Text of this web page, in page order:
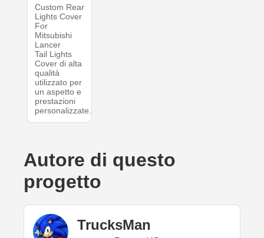
Custom Rear
Lights Cover
For
Mitsubishi
Lancer
Tail Lights
Cover di alta
qualità
utilizzato per
un aspetto e
prestazioni
personalizzate.
Autore di questo
progetto
TrucksMan